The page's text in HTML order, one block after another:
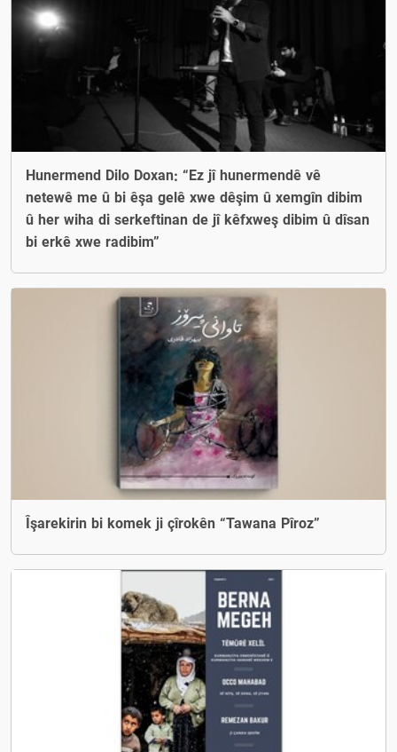
Hunermend Dilo Doxan: “Ez jî hunermendê vê
netewê me û bi êşa gelê xwe dêşim û xemgîn dibim
û her wiha di serkeftinan de jî kêfxweş dibim û dîsan
bi erkê xwe radibim”
Îşarekirin bi komek ji çîrokên “Tawana Pîroz”